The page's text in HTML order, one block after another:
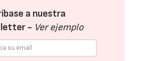
a nuestra
- Ver ejemplo